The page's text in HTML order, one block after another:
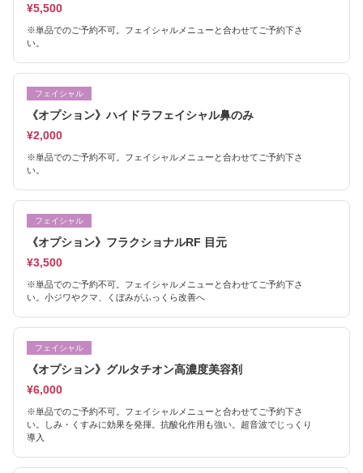
¥5,500
※単品でのご予約不可。フェイシャルメニューと合わせてご予約下さ
い。
フェイシャル
《オプション》ハイドラフェイシャル鼻のみ
¥2,000
※単品でのご予約不可。フェイシャルメニューと合わせてご予約下さ
い。
フェイシャル
《オプション》フラクショナルRF 目元
¥3,500
※単品でのご予約不可。フェイシャルメニューと合わせてご予約下さ
い。小ジワやクマ、くぼみがふっくら改善へ
フェイシャル
《オプション》グルタチオン高濃度美容剤
¥6,000
※単品でのご予約不可。フェイシャルメニューと合わせてご予約下さ
い。しみ・くすみに効果を発揮。抗酸化作用も強い。超音波でじっくり
導入